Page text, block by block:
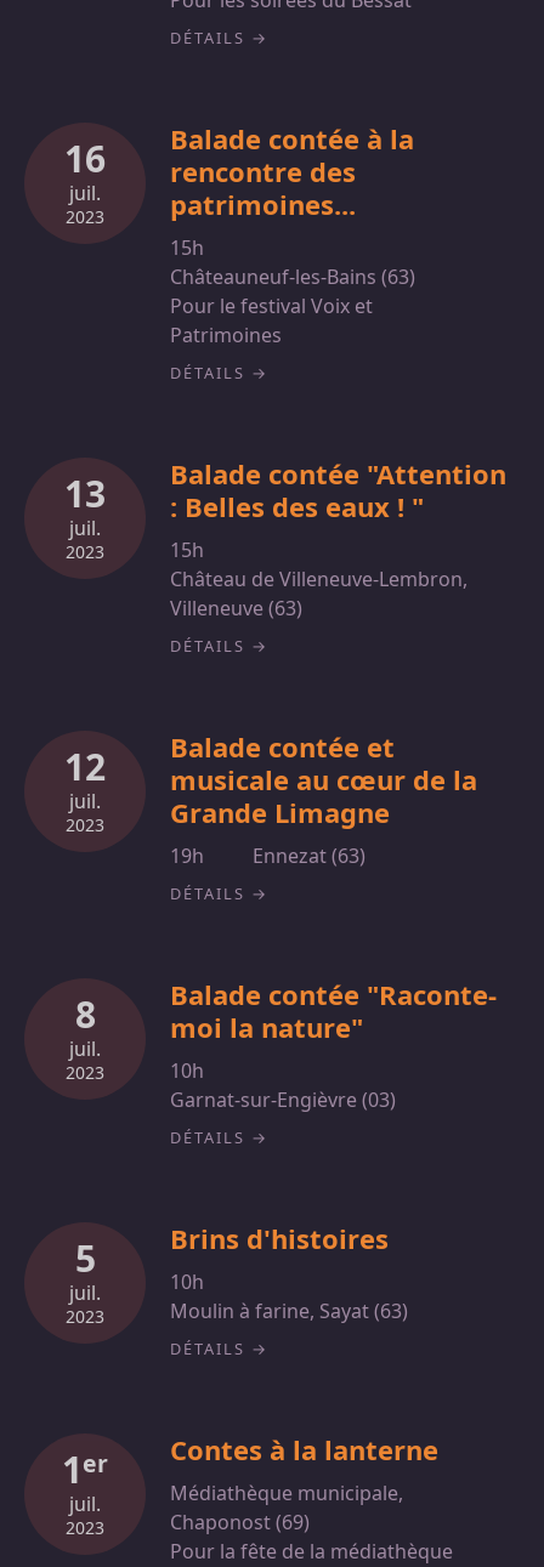
DÉTAILS
16
juil.
2023
Balade contée à la
rencontre des
patrimoines...
15h
Châteauneuf-les-Bains (63)
Pour le festival Voix et
Patrimoines
DÉTAILS
13
juil.
2023
Balade contée "Attention
: Belles des eaux ! "
15h
Château de Villeneuve-Lembron,
Villeneuve (63)
DÉTAILS
12
juil.
2023
Balade contée et
musicale au cœur de la
Grande Limagne
19h Ennezat (63)
DÉTAILS
8
juil.
2023
Balade contée "Raconte-
moi la nature"
10h
Garnat-sur-Engièvre (03)
DÉTAILS
5
juil.
2023
Brins d'histoires
10h
Moulin à farine, Sayat (63)
DÉTAILS
1er
juil.
2023
Contes à la lanterne
Médiathèque municipale,
Chaponost (69)
Pour la fête de la médiathèque